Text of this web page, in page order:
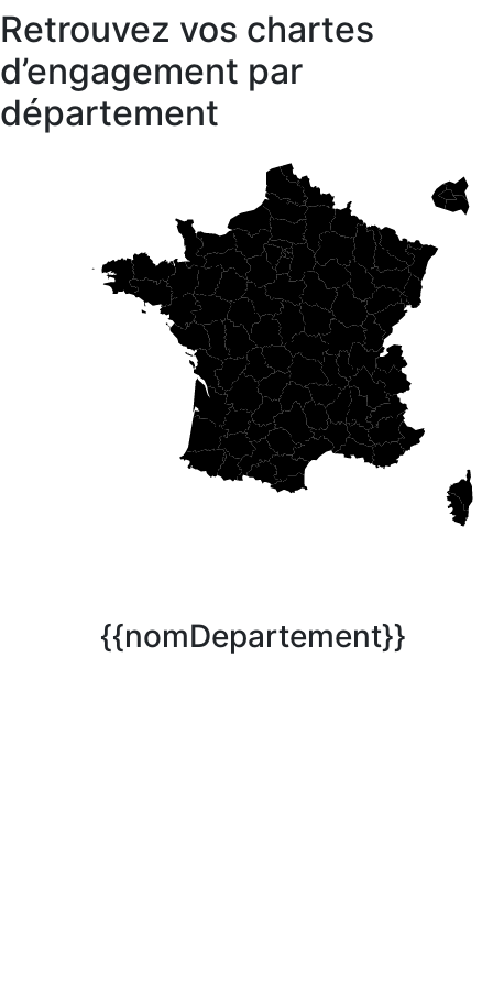
Retrouvez vos chartes
d’engagement par
département
{{nomDepartement}}